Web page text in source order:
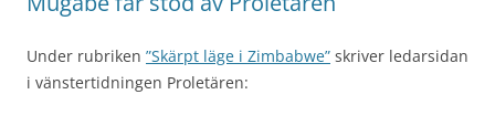
Under rubriken ”Skärpt läge i Zimbabwe” skriver ledarsidan
i vänstertidningen Proletären: